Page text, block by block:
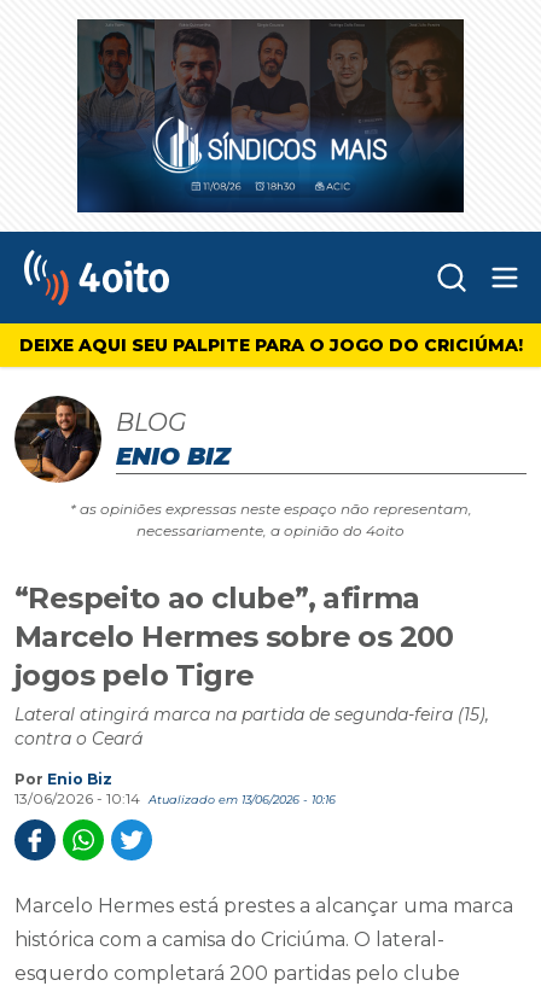
4oito
DEIXE AQUI SEU PALPITE PARA O JOGO DO CRICIÚMA!
BLOG
ENIO BIZ
* as opiniões expressas neste espaço não representam,
necessariamente, a opinião do 4oito
“Respeito ao clube”, afirma
Marcelo Hermes sobre os 200
jogos pelo Tigre
Lateral atingirá marca na partida de segunda-feira (15),
contra o Ceará
Por Enio Biz
13/06/2026 - 10:14
Atualizado em 13/06/2026 - 10:16
Marcelo Hermes está prestes a alcançar uma marca
histórica com a camisa do Criciúma. O lateral-
esquerdo completará 200 partidas pelo clube